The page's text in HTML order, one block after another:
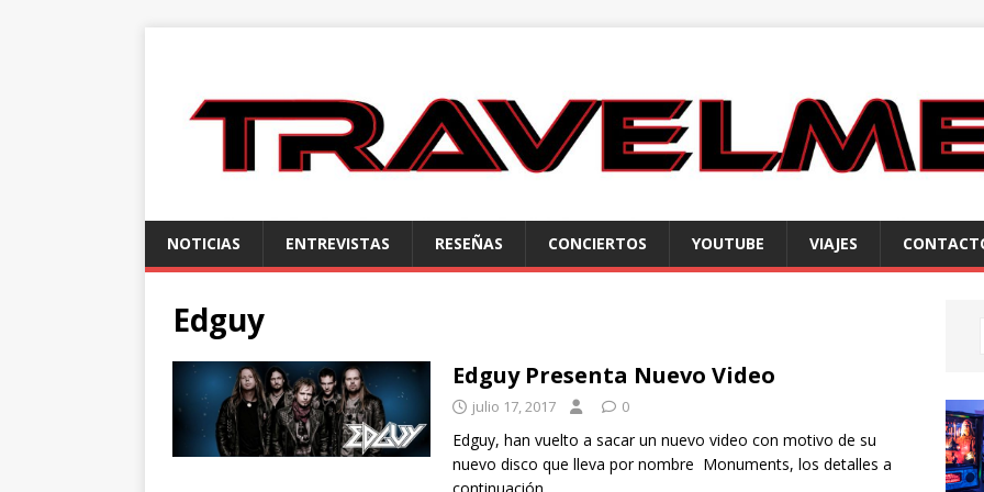
NOTICIAS ENTREVISTAS RESEÑAS CONCIERTOS YOUTUBE VIAJES
Edguy
Edguy Presenta Nuevo Video
julio 17, 2017 0
Edguy, han vuelto a sacar un nuevo video con motivo de su
nuevo disco que lleva por nombre Monuments, los detalles a
continuación.